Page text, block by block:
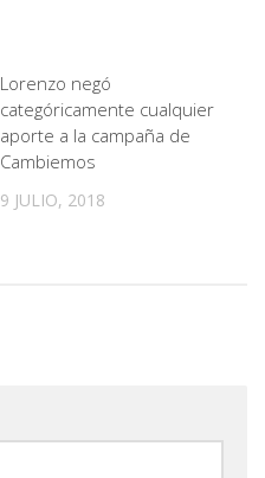
Lorenzo negó
categóricamente cualquier
aporte a la campaña de
Cambiemos
9 JULIO, 2018